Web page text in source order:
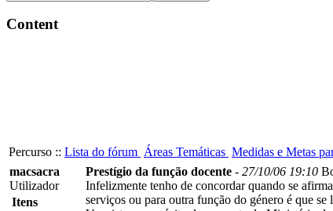
Content
Percurso :: Lista do fórum Áreas Temáticas Medidas e Metas
macsacra
Utilizador
Itens
Prestígio da função docente - 27/10/06 19:10
Infelizmente tenho de concordar quando se
serviços ou para outra função do género é que se